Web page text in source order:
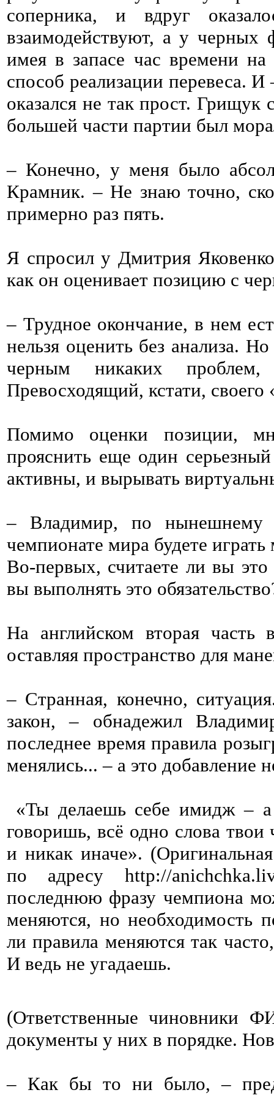
соперника, и вдруг
взаимодействуют, а у черных
имея в запасе час времени
способ реализации перевеса.
оказался не так прост. Грищук
большей части партии был
– Конечно, у меня было
Крамник. – Не знаю точно,
примерно раз пять.
Я спросил у Дмитрия
как он оценивает позицию с
– Трудное окончание, в нем
нельзя оценить без анализа.
черным никаких
Превосходящий, кстати, своего
Помимо оценки позиции,
прояснить еще один
активны, и вырывать
– Владимир, по нынешнему
чемпионате мира будете
Во-первых, считаете ли вы
вы выполнять это
На английском вторая часть
оставляя пространство для
– Странная, конечно,
закон, – обнадежил
последнее время правила
менялись... – а это добавление
«Ты делаешь себе имидж –
говоришь, всё одно слова
и никак иначе».
по адресу http://
последнюю фразу чемпиона
меняются, но необходимость
ли правила меняются так
И ведь не угадаешь.
(Ответственные чиновники
документы у них в порядке.
– Как бы то ни было, –